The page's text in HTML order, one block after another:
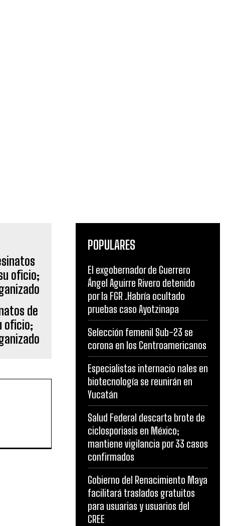
de
oficio;
POPULARES
El exgobernador de Guerrero
Ángel Aguirre Rivero detenido
por la FGR .Habría ocultado
pruebas caso Ayotzinapa
Selección femenil Sub-23 se
corona en los Centroamericanos
Especialistas internacio nales en
biotecnología se reunirán en
Yucatán
Salud Federal descarta brote de
ciclosporiasis en México;
mantiene vigilancia por 33 casos
confirmados
Gobierno del Renacimiento Maya
facilitará traslados gratuitos
para usuarias y usuarios del
CREE